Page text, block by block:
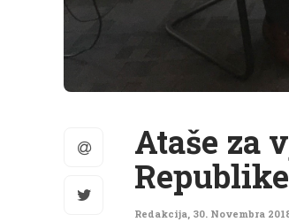
Ataše za
Redakcija, 30. Novembra